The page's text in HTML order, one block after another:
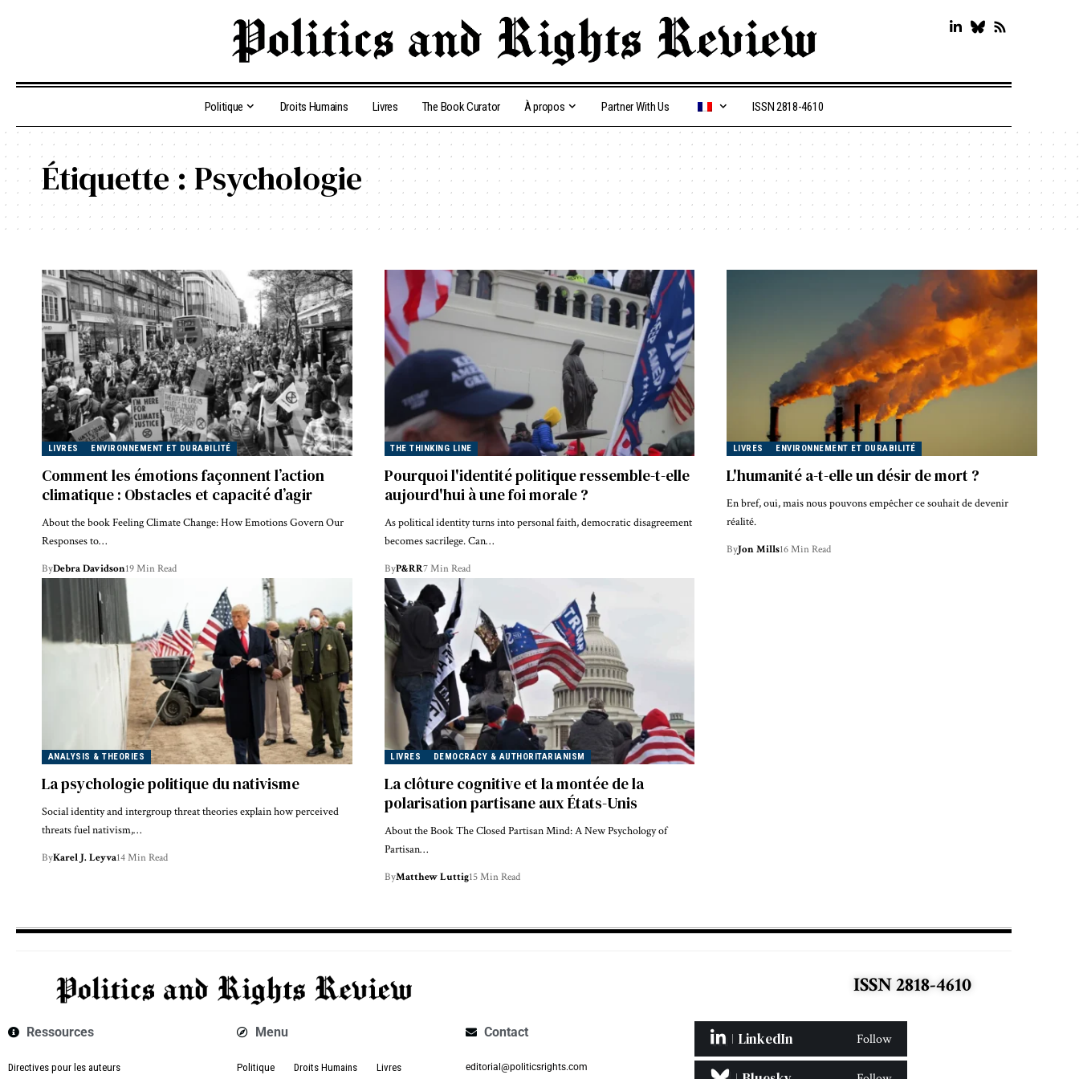
Politique Droits Humains Livres The Book Curator À propos Partner With Us ISSN 2818-4610
Étiquette :Psychologie
LIVRES ENVIRONNEMENT ET DURABILITÉ
Comment les émotions façonnent l’action
climatique : Obstacles et capacité d’agir
About the book Feeling Climate Change: How Emotions Govern Our
Responses to…
ByDebra Davidson19 Min Read
THE THINKING LINE
Pourquoi l'identité politique ressemble-t-elle
aujourd'hui à une foi morale ?
As political identity turns into personal faith, democratic disagreement
becomes sacrilege. Can…
ByP&RR7 Min Read
LIVRES ENVIRONNEMENT ET DURABILITÉ
L'humanité a-t-elle un désir de mort ?
En bref, oui, mais nous pouvons empêcher ce souhait de devenir
réalité.
ByJon Mills16 Min Read
ANALYSIS & THEORIES
La psychologie politique du nativisme
Social identity and intergroup threat theories explain how perceived
threats fuel nativism,…
ByKarel J. Leyva14 Min Read
LIVRES DEMOCRACY & AUTHORITARIANISM
La clôture cognitive et la montée de la
polarisation partisane aux États-Unis
About the Book The Closed Partisan Mind: A New Psychology of
Partisan…
ByMatthew Luttig15 Min Read
ISSN 2818-4610
Ressources
Directives pour les auteurs
Menu
Politique Droits Humains Livres
Contact
editorial@politicsrights.com
LinkedIn Follow